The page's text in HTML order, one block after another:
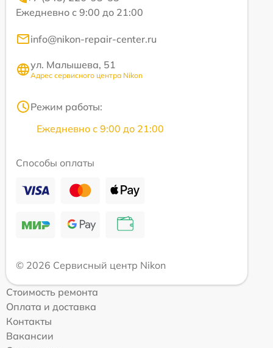
Ежедневно с 9:00 до 21:00
info@nikon-repair-center.ru
ул. Малышева, 51
Адрес сервисного центра Nikon
Режим работы:
Ежедневно с 9:00 до 21:00
Способы оплаты
© 2026 Сервисный центр Nikon
Стоимость ремонта
Оплата и доставка
Контакты
Вакансии